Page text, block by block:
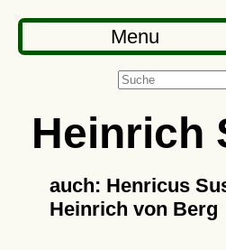
Menu
Heinrich
auch: Henricus
Heinrich von Berg